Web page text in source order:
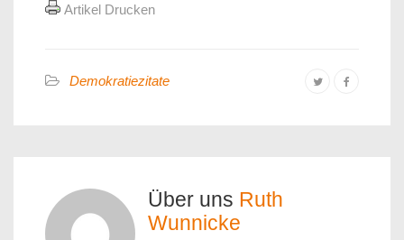
Artikel Drucken
Demokratiezitate
Über uns Ruth
Wunnicke